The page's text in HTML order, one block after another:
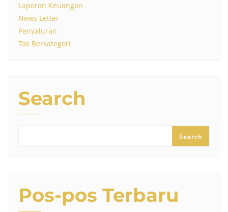
Laporan Keuangan
News Letter
Penyaluran
Tak Berkategori
Search
Search
Pos-pos Terbaru